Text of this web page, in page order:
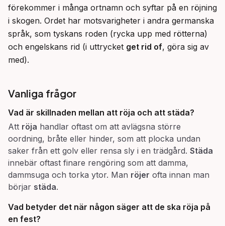
förekommer i många ortnamn och syftar på en röjning
i skogen. Ordet har motsvarigheter i andra germanska
språk, som tyskans roden (rycka upp med rötterna)
och engelskans rid (i uttrycket get rid of, göra sig av
med).
Vanliga frågor
Vad är skillnaden mellan att röja och att städa?
Att röja handlar oftast om att avlägsna större
oordning, bråte eller hinder, som att plocka undan
saker från ett golv eller rensa sly i en trädgård. Städa
innebär oftast finare rengöring som att damma,
dammsuga och torka ytor. Man röjer ofta innan man
börjar städa.
Vad betyder det när någon säger att de ska röja på
en fest?